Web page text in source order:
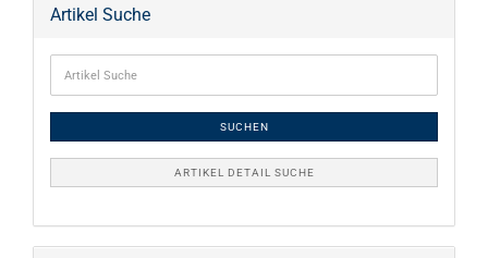
Artikel Suche
SUCHEN
ARTIKEL DETAIL SUCHE